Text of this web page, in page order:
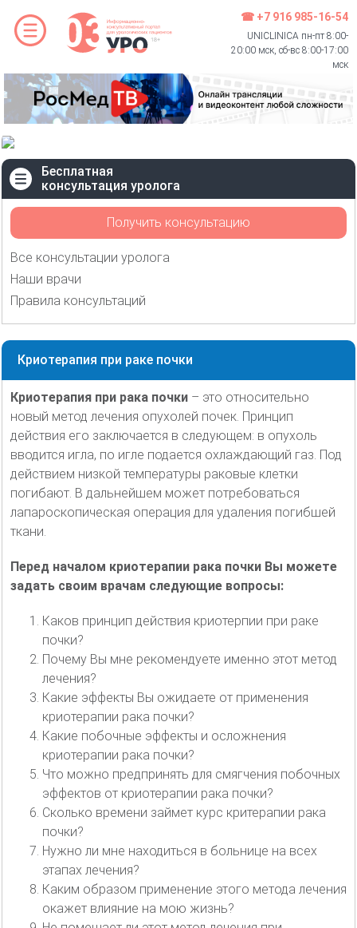
☎ +7 916 985-16-54
UNICLINICA пн-пт 8:00-
20:00 мск, сб-вс 8:00-17:00
мск
Бесплатная
консультация уролога
Получить консультацию
Все консультации уролога
Наши врачи
Правила консультаций
Криотерапия при раке почки
Криотерапия при рака почки – это относительно
новый метод лечения опухолей почек. Принцип
действия его заключается в следующем: в опухоль
вводится игла, по игле подается охлаждающий газ. Под
действием низкой температуры раковые клетки
погибают. В дальнейшем может потребоваться
лапароскопическая операция для удаления погибшей
ткани.
Перед началом криотерапии рака почки Вы можете
задать своим врачам следующие вопросы:
Каков принцип действия криотерпии при раке
почки?
Почему Вы мне рекомендуете именно этот метод
лечения?
Какие эффекты Вы ожидаете от применения
криотерапии рака почки?
Какие побочные эффекты и осложнения
криотерапии рака почки?
Что можно предпринять для смягчения побочных
эффектов от криотерапии рака почки?
Сколько времени займет курс критерапии рака
почки?
Нужно ли мне находиться в больнице на всех
этапах лечения?
Каким образом применение этого метода лечения
окажет влияние на мою жизнь?